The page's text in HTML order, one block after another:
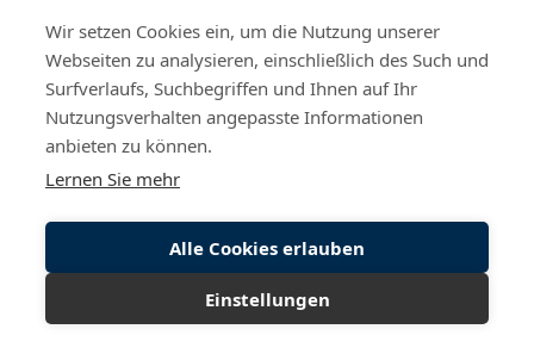
Wir setzen Cookies ein, um die Nutzung unserer
Webseiten zu analysieren, einschließlich des Such und
Surfverlaufs, Suchbegriffen und Ihnen auf Ihr
Nutzungsverhalten angepasste Informationen
anbieten zu können.
Lernen Sie mehr
Alle Cookies erlauben
Einstellungen
Messen & Ausstellungen
Networking-Events & Summits
Kongresse & Konferenzen
Karriereveranstaltungen
Jubiläen & Incentives